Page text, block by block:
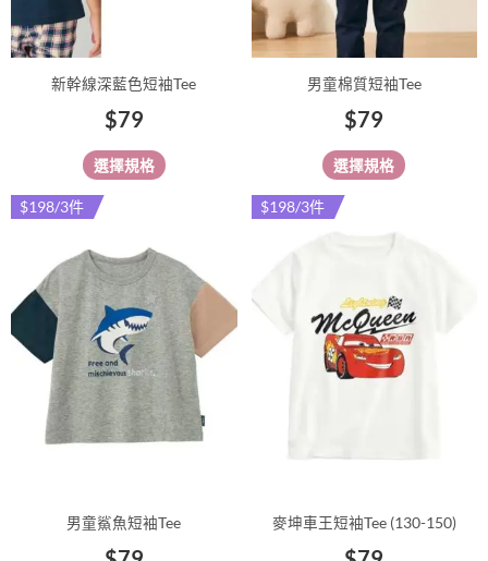
新幹線深藍色短袖Tee
$79
選擇規格
頁
面
選
擇
男童棉質短袖Tee
$79
選擇規格
在
產
頁
面
選
擇
$198/3件
男童鯊魚短袖Tee
品
有
多
種
款
式。
頁
$198/3件
麥坤車王短袖Tee (130-150)
多
種
款
頁